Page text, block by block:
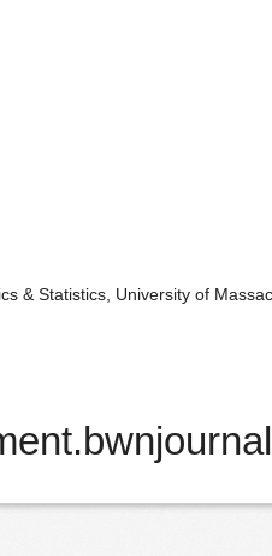
& Statistics, University of